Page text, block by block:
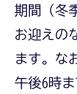
期間（冬
お迎えの
ます。な
午後6時ま